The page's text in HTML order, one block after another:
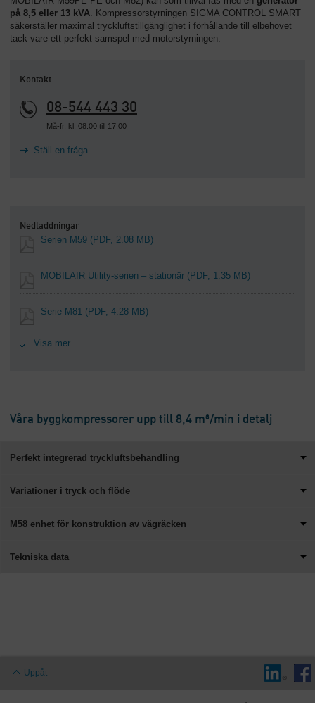
på 8,5 eller 13 kVA . Kompressorstyrningen SIGMA CONTROL SMART
säkerställer maximal tryckluftstillgänglighet i förhållande till elbehovet
tack vare ett perfekt samspel med motorstyrningen.
Kontakt
08-544 443 30
Må-fr, kl. 08:00 till 17:00
Ställ en fråga
Nedladdningar
Serien M59 (PDF, 2.08 MB)
MOBILAIR Utility-serien – stationär (PDF, 1.35 MB)
Serie M81 (PDF, 4.28 MB)
Visa mer
Våra byggkompressorer upp till 8,4 m³/min i detalj
Perfekt integrerad tryckluftsbehandling
Variationer i tryck och flöde
M58 enhet för konstruktion av vägräcken
Tekniska data
Uppåt